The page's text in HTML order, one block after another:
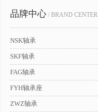
品牌中心 / BRAND CENTER
NSK轴承
SKF轴承
FAG轴承
FYH轴承座
ZWZ轴承